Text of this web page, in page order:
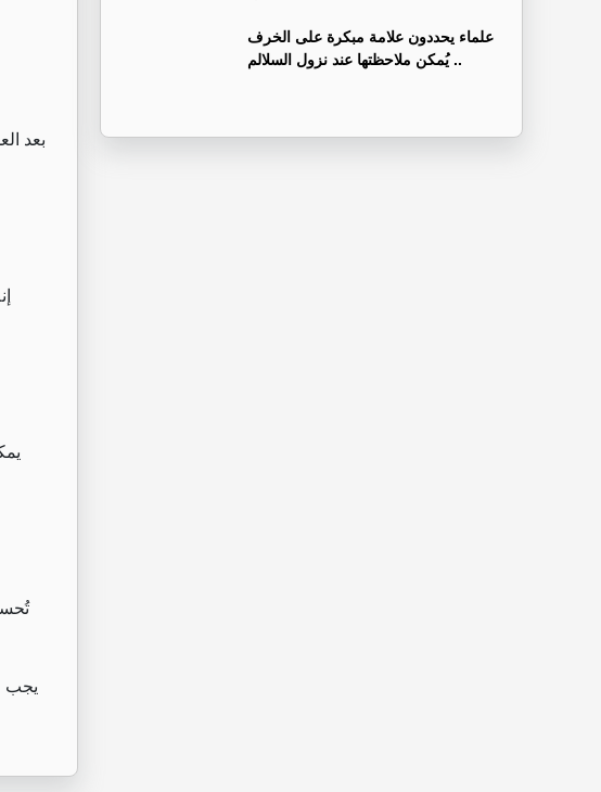
بعد
علماء يحددون علامة مبكرة على الخرف
.. يُمكن ملاحظتها عند نزول السلالم